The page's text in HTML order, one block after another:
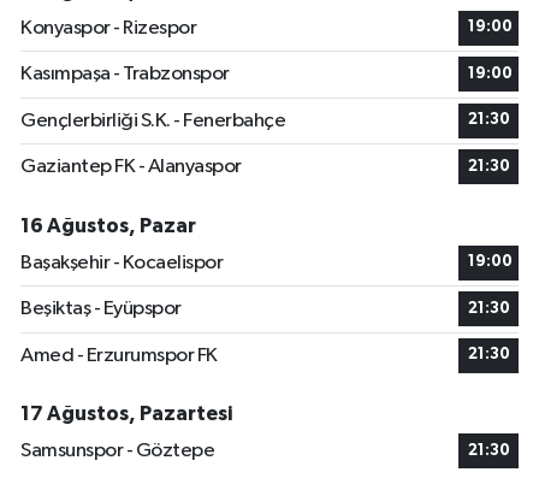
Konyaspor - Rizespor
19:00
Kasımpaşa - Trabzonspor 19:00
Gençlerbirliği S.K. - Fenerbahçe 21:30
Gaziantep FK - Alanyaspor 21:30
16 Ağustos, Pazar
Başakşehir - Kocaelispor
19:00
Beşiktaş - Eyüpspor 21:30
Amed - Erzurumspor FK 21:30
17 Ağustos, Pazartesi
Samsunspor - Göztepe
21:30